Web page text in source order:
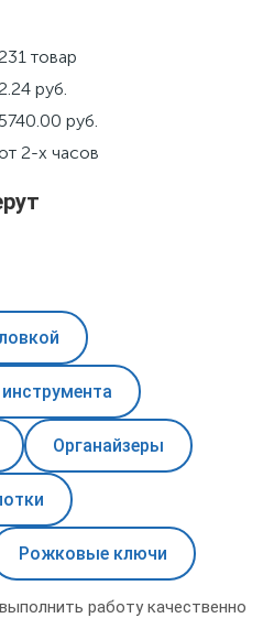
товар
руб.
5740.00 руб.
2-х часов
Органайзеры
Рожковые ключи
работу качественно